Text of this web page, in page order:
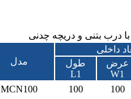
درب بتنی و دریچه چدنی
مدل
داخلی
طول
L1
عرض
W1
MCN100
100 100